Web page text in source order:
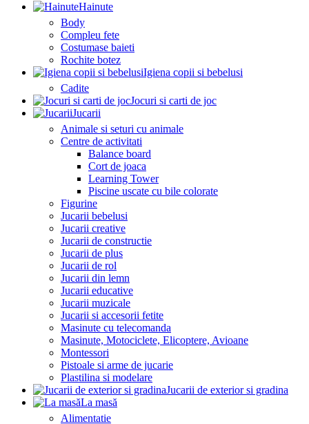
Hainute
Body
Compleu fete
Costumase baieti
Rochite botez
Igiena copii si bebelusi
Cadite
Jocuri si carti de joc
Jucarii
Animale si seturi cu animale
Centre de activitati
Balance board
Cort de joaca
Learning Tower
Piscine uscate cu bile colorate
Figurine
Jucarii bebelusi
Jucarii creative
Jucarii de constructie
Jucarii de plus
Jucarii de rol
Jucarii din lemn
Jucarii educative
Jucarii muzicale
Jucarii si accesorii fetite
Masinute cu telecomanda
Masinute, Motociclete, Elicoptere, Avioane
Montessori
Pistoale si arme de jucarie
Plastilina si modelare
Jucarii de exterior si gradina
La masă
Alimentatie